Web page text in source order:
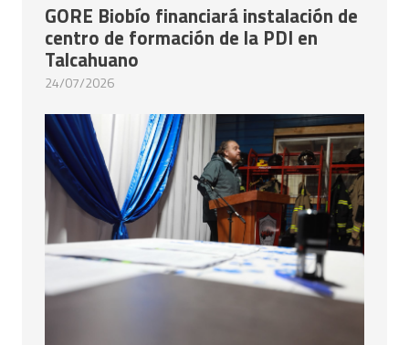
GORE Biobío financiará instalación de
centro de formación de la PDI en
Talcahuano
24/07/2026